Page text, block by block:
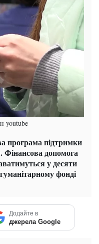
youtube
програма підтримки
Фінансова допомога
у десяти
фонді
Додайте в
джерела Google